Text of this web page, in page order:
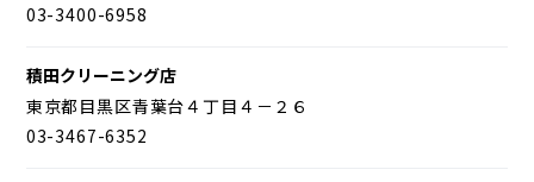
03-3400-6958
積田クリーニング店
東京都目黒区青葉台４丁目４－２６
03-3467-6352